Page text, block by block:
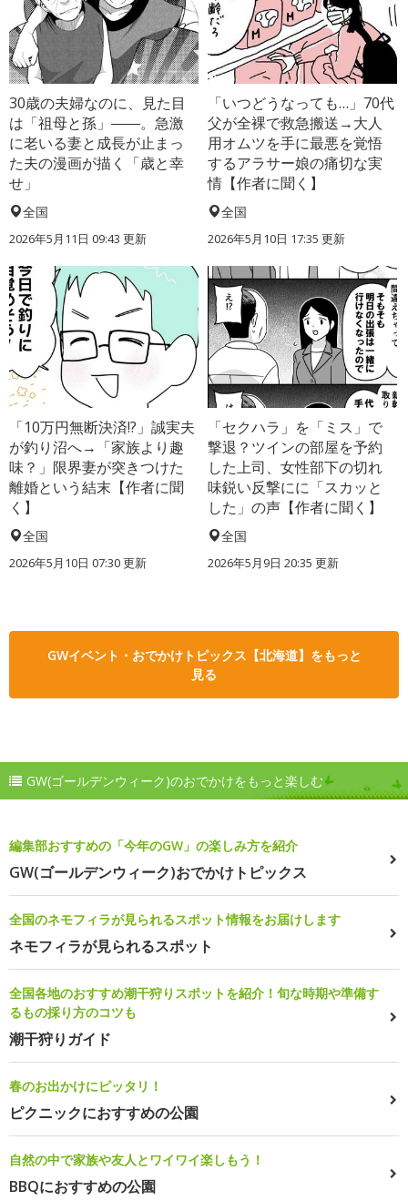
30歳の夫婦なのに、見た目
は「祖母と孫」――。急激
に老いる妻と成長が止まっ
た夫の漫画が描く「歳と幸
せ」
全国
2026年5月11日 09:43 更新
「いつどうなっても…」70代
父が全裸で救急搬送→大人
用オムツを手に最悪を覚悟
するアラサー娘の痛切な実
情【作者に聞く】
全国
2026年5月10日 17:35 更新
「10万円無断決済!?」誠実夫
が釣り沼へ→「家族より趣
味？」限界妻が突きつけた
離婚という結末【作者に聞
く】
全国
2026年5月10日 07:30 更新
「セクハラ」を「ミス」で
撃退？ツインの部屋を予約
した上司、女性部下の切れ
味鋭い反撃にに「スカッと
した」の声【作者に聞く】
全国
2026年5月9日 20:35 更新
GWイベント・おでかけトピックス【北海道】をもっと
見る
GW(ゴールデンウィーク)のおでかけをもっと楽しむ
編集部おすすめの「今年のGW」の楽しみ方を紹介
GW(ゴールデンウィーク)おでかけトピックス
全国のネモフィラが見られるスポット情報をお届けします
ネモフィラが見られるスポット
全国各地のおすすめ潮干狩りスポットを紹介！旬な時期や準備す
るもの採り方のコツも
潮干狩りガイド
春のお出かけにピッタリ！
ピクニックにおすすめの公園
自然の中で家族や友人とワイワイ楽しもう！
BBQにおすすめの公園